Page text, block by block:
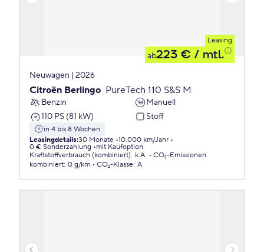
Leasing
ab223 € / mtl.
Neuwagen | 2026
Citroën Berlingo PureTech 110 S&S M
Benzin
Manuell
110 PS (81 kW)
Stoff
in 4 bis 8 Wochen
Leasingdetails:30 Monate 10.000 km/Jahr
0 € Sonderzahlung
mit Kaufoption
Kraftstoffverbrauch (kombiniert): k.A.
CO₂-Emissionen
kombiniert: 0 g/km CO₂-Klasse: A